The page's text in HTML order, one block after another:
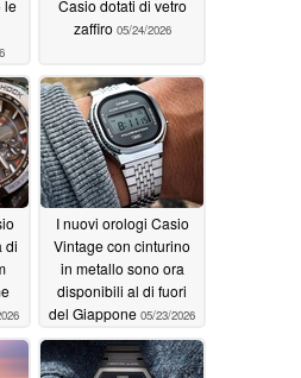
le
Casio dotati di vetro
zaffiro 05/24/2026
di
I nuovi orologi Casio
Vintage con cinturino
in metallo sono ora
disponibili al di fuori
del Giappone 05/23/2026